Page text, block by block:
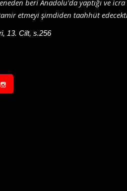
beri Anadolu'da yaptığı ve icra
etmeyi şimdiden taahhüt
13. Cilt, s.256